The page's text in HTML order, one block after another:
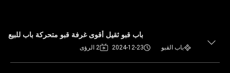
باب قبو ثقيل أقوى غرفة قبو متحركة باب للبيع
باب القبو 2024-12-23 2 الرؤى